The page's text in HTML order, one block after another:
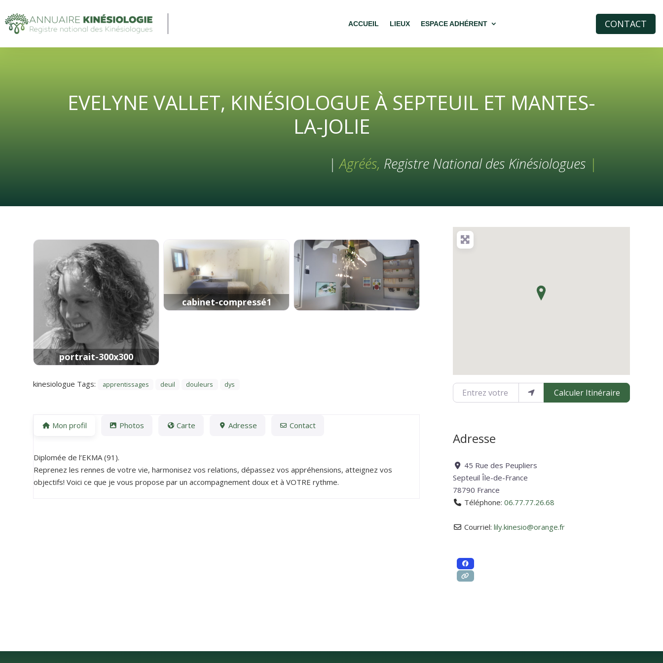
ACCUEIL LIEUX ESPACE ADHÉRENT CONTACT
EVELYNE VALLET, KINÉSIOLOGUE À SEPTEUIL ET MANTES-
LA-JOLIE
|Agréés, Registre National des Kinésiologues |
portrait-300x300
cabinet-compressé1
kinesiologue Tags: apprentissages deuil douleurs dys
Mon profil Photos Carte Adresse Contact
Diplomée de l’EKMA (91).
Reprenez les rennes de votre vie, harmonisez vos relations, dépassez vos appréhensions, atteignez vos
objectifs! Voici ce que je vous propose par un accompagnement doux et à VOTRE rythme.
Entrez votre emplacement Calculer Itinéraire
Adresse
45 Rue des Peupliers
Septeuil Île-de-France
78790 France
Téléphone:06.77.77.26.68
Courriel:lily.kinesio@orange.fr